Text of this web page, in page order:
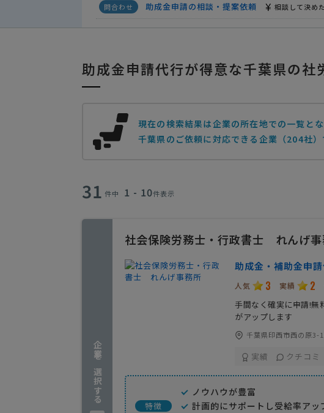
助成金申請の相談・提案依頼 相談して決め
助成金申請の相談・提案依頼 相談して決め
助成金申請代行が得意な千葉県の社
現在の検索結果は企業の所在地での一覧とな
千葉県のご依頼に対応できる企業（204社）
31 件中 1 - 10件表示
企業を選択する
社会保険労務士・行政書士 れんげ事
助成金・補助金申
人気 3 実績 2
手間なく確実に申請!無
がアップします
千葉県印西市西の原3-
実績 クチコミ
特徴
ノウハウが豊富
計画的にサポートし受給率アッ